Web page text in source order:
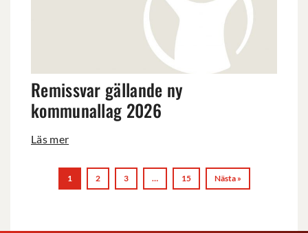
Remissvar gällande ny
kommunallag 2026
Läs mer
1 2 3 … 15 Nästa »